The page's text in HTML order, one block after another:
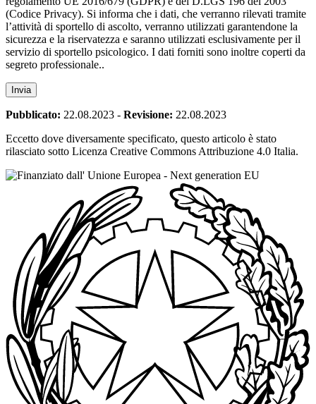
(Codice Privacy). Si informa che i dati, che verranno rilevati tramite
l’attività di sportello di ascolto, verranno utilizzati garantendone la
sicurezza e la riservatezza e saranno utilizzati esclusivamente per il
servizio di sportello psicologico. I dati forniti sono inoltre coperti da
segreto professionale..
Pubblicato: 22.08.2023 - Revisione: 22.08.2023
Eccetto dove diversamente specificato, questo articolo è stato
rilasciato sotto Licenza Creative Commons Attribuzione 4.0 Italia.